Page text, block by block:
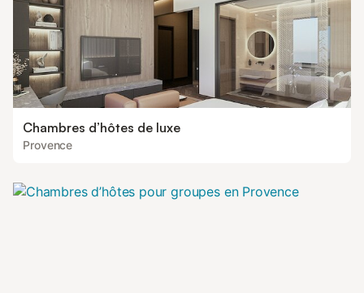
Chambres d’hôtes de luxe
Provence